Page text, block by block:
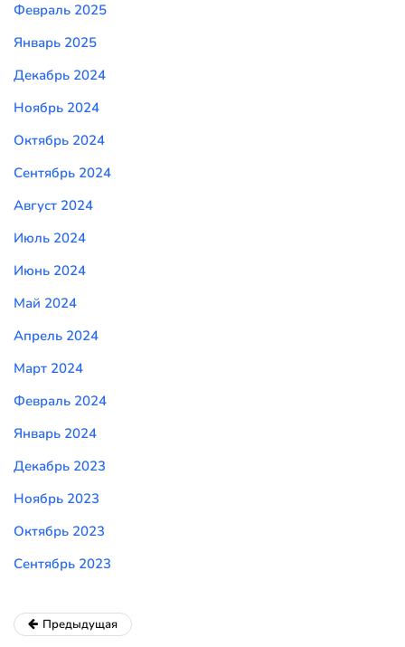
Февраль 2025
Январь 2025
Декабрь 2024
Ноябрь 2024
Октябрь 2024
Сентябрь 2024
Август 2024
Июль 2024
Июнь 2024
Май 2024
Апрель 2024
Март 2024
Февраль 2024
Январь 2024
Декабрь 2023
Ноябрь 2023
Октябрь 2023
Сентябрь 2023
Предыдущая